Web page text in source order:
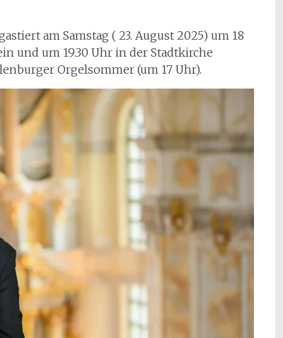
am Samstag ( 23. August 2025) um 18
und um 19.30 Uhr in der Stadtkirche
Orgelsommer (um 17 Uhr).